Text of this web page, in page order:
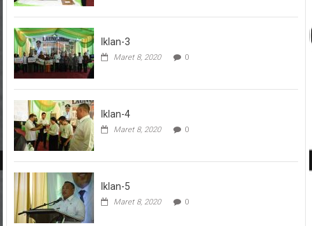
Iklan-3
Maret 8, 2020 0
Iklan-4
Maret 8, 2020 0
Iklan-5
Maret 8, 2020 0